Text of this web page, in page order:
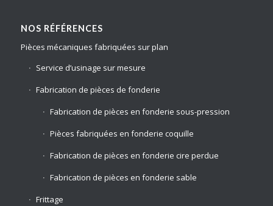
NOS RÉFÉRENCES
Pièces mécaniques fabriquées sur plan
Service d’usinage sur mesure
Fabrication de pièces de fonderie
Fabrication de pièces en fonderie sous-pression
Pièces fabriquées en fonderie coquille
Fabrication de pièces en fonderie cire perdue
Fabrication de pièces en fonderie sable
Frittage